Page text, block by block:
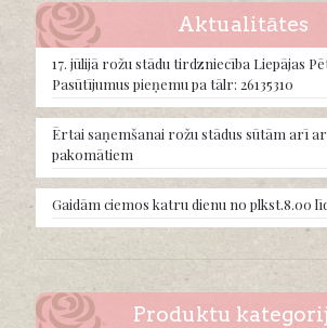
may
chosen
on
product
page
Aktualitātes
17. jūlijā rožu stādu tirdzniecība Liepājas
Pasūtījumus pieņemu pa tālr: 26135310
Ērtai saņemšanai rožu stādus sūtām arī
pakomātiem
Gaidām ciemos katru dienu no plkst.8.00
Produktu